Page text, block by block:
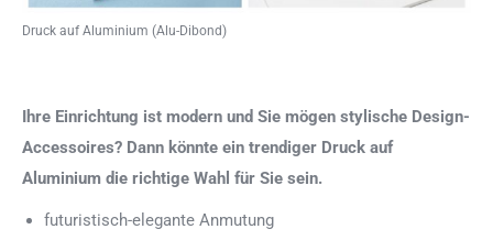
Druck auf Aluminium (Alu-Dibond)
Ihre Einrichtung ist modern und Sie mögen stylische Design-
Accessoires? Dann könnte ein trendiger Druck auf
Aluminium die richtige Wahl für Sie sein.
futuristisch-elegante Anmutung